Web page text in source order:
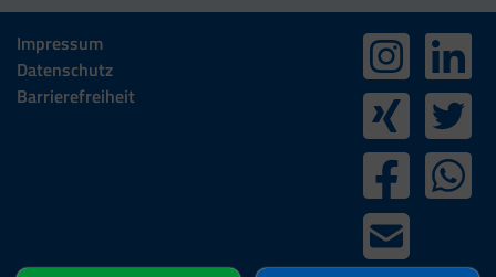
Impressum
Datenschutz
Barrierefreiheit